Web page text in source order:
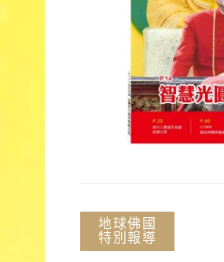
地球佛國
特別報導